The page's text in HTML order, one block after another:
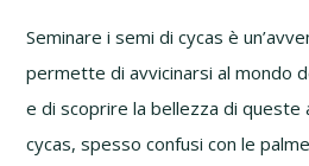
Seminare i semi di cycas è
permette di avvicinarsi al mondo
e di scoprire la bellezza di queste
cycas, spesso confusi con le